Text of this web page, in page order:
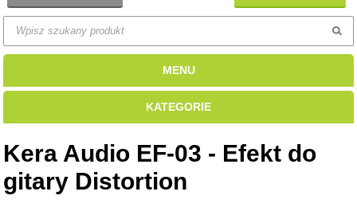
MENU
KATEGORIE
Kera Audio EF-03 - Efekt do
gitary Distortion